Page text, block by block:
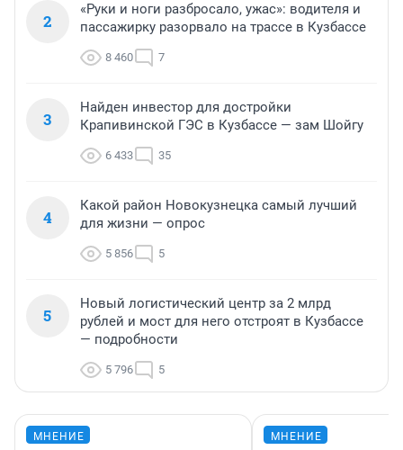
2
«Руки и ноги разбросало, ужас»: водителя и
пассажирку разорвало на трассе в Кузбассе
8 460 7
3
Найден инвестор для достройки
Крапивинской ГЭС в Кузбассе — зам Шойгу
6 433 35
4
Какой район Новокузнецка самый лучший
для жизни — опрос
5 856 5
5
Новый логистический центр за 2 млрд
рублей и мост для него отстроят в Кузбассе
— подробности
5 796 5
МНЕНИЕ МНЕНИЕ